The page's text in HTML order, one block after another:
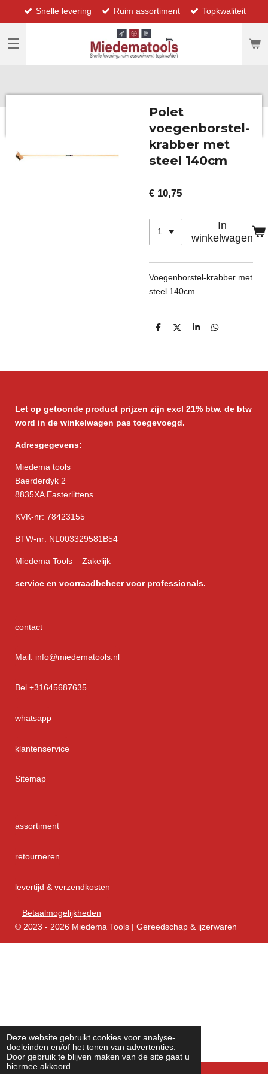
Deze website gebruikt cookies voor analyse-
doeleinden en/of het tonen van advertenties.
Door gebruik te blijven maken van de site gaat u
hiermee akkoord.
direct
naar
hoofdinhoud
Snelle levering Ruim assortiment Topkwaliteit
Polet
voegenborstel-
krabber met
steel 140cm
€ 10,75
In
winkelwagen
Voegenborstel-krabber met
steel 140cm
D
D
S
D
Let op getoonde product prijzen zijn excl 21% btw. de btw
word in de winkelwagen pas toegevoegd.
Adresgegevens:
Miedema tools
Baerderdyk 2
8835XA Easterlittens
KVK-nr: 78423155
BTW-nr: NL003329581B54
Miedema Tools – Zakelijk
service en voorraadbeheer voor professionals.
contact
Mail: info@miedematools.nl
Bel +31645687635
whatsapp
klantenservice
Sitemap
assortiment
retourneren
levertijd & verzendkosten
Betaalmogelijkheden
© 2023 - 2026 Miedema Tools | Gereedschap & ijzerwaren